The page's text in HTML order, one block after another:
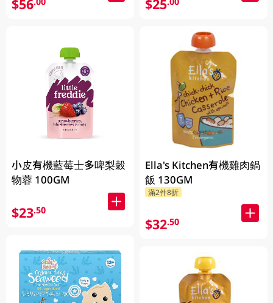
$56
小皮有機藍莓士多啤梨穀
物蓉 100GM
$23.50
$25
Ella's Kitchen有機雞肉鍋
飯 130GM
滿2件8折
$32.50